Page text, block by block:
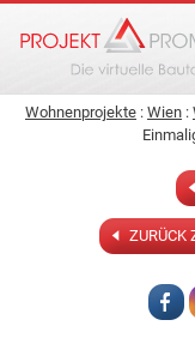
Wohnenprojekte : Wien :
ZURÜCK